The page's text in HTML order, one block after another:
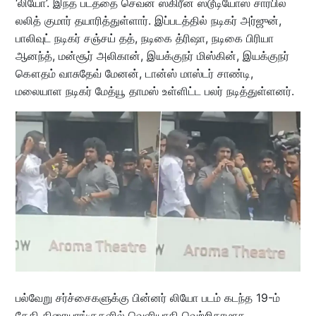
லலித் குமார் தயாரித்துள்ளார். இப்படத்தில் நடிகர் அர்ஜுன்,
பாலிவுட் நடிகர் சஞ்சய் தத், நடிகை த்ரிஷா, நடிகை பிரியா
ஆனந்த், மன்சூர் அலிகான், இயக்குநர் மிஸ்கின், இயக்குநர்
கௌதம் வாசுதேவ் மேனன், டான்ஸ் மாஸ்டர் சாண்டி,
மலையாள நடிகர் மேத்யூ தாமஸ் உள்ளிட்ட பலர் நடித்துள்ளனர்.
பல்வேறு சர்ச்சைகளுக்கு பின்னர் லியோ படம் கடந்த 19-ம்